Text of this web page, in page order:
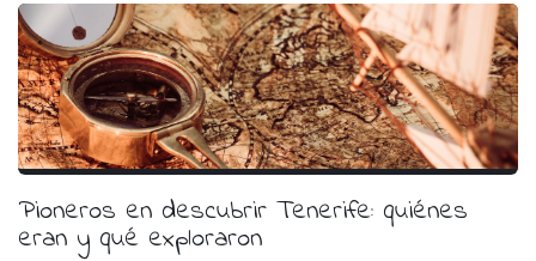
Pioneros en descubrir Tenerife: quiénes
eran y qué exploraron